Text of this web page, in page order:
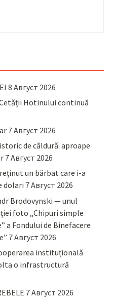
8 Август 2026
Hotinului continuă
7 Август 2026
de căldură: aproape
7 Август 2026
un bărbat care i-a
dolari 7 Август 2026
Brodovynski — unul
foto „Chipuri simple
a Fondului de Binefacere
7 Август 2026
instituțională
o infrastructură
7 Август 2026